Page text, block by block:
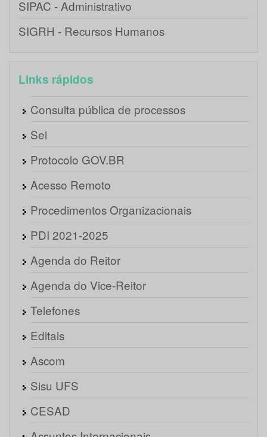
SIPAC - Administrativo
SIGRH - Recursos Humanos
Links rápidos
Consulta pública de processos
Sei
Protocolo GOV.BR
Acesso Remoto
Procedimentos Organizacionais
PDI 2021-2025
Agenda do Reitor
Agenda do Vice-Reitor
Telefones
Editais
Ascom
Sisu UFS
CESAD